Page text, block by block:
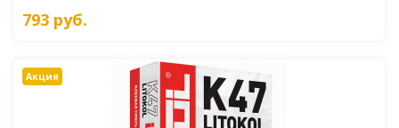
793 руб.
Акция